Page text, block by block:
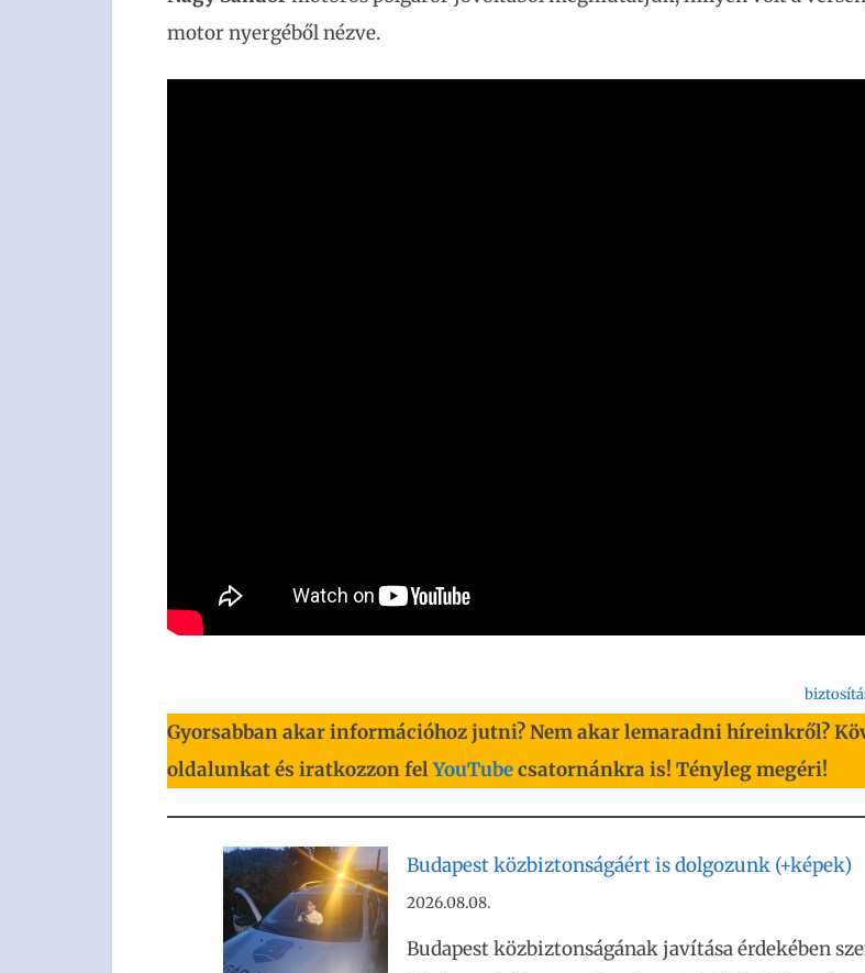
motor nyergéből nézve.
Gyorsabban akar információhoz jutni? Nem akar lemaradni híreinkről?
oldalunkat és iratkozzon felYouTubecsatornánkra is! Tényleg megéri!
Budapest közbiztonságáért is dolgozunk (+képek)
2026.08.08.
Budapest közbiztonságának javítása érdekében